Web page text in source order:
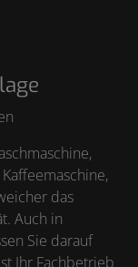
das
Auch in
Sie darauf
Ihr Fachbetrieb